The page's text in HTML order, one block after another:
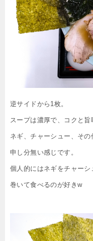
逆サイドから1枚。
スープは濃厚で、コクと
ネギ、チャーシュー、その
申し分無い感じです。
個人的にはネギをチャーシ
巻いて食べるのが好きw